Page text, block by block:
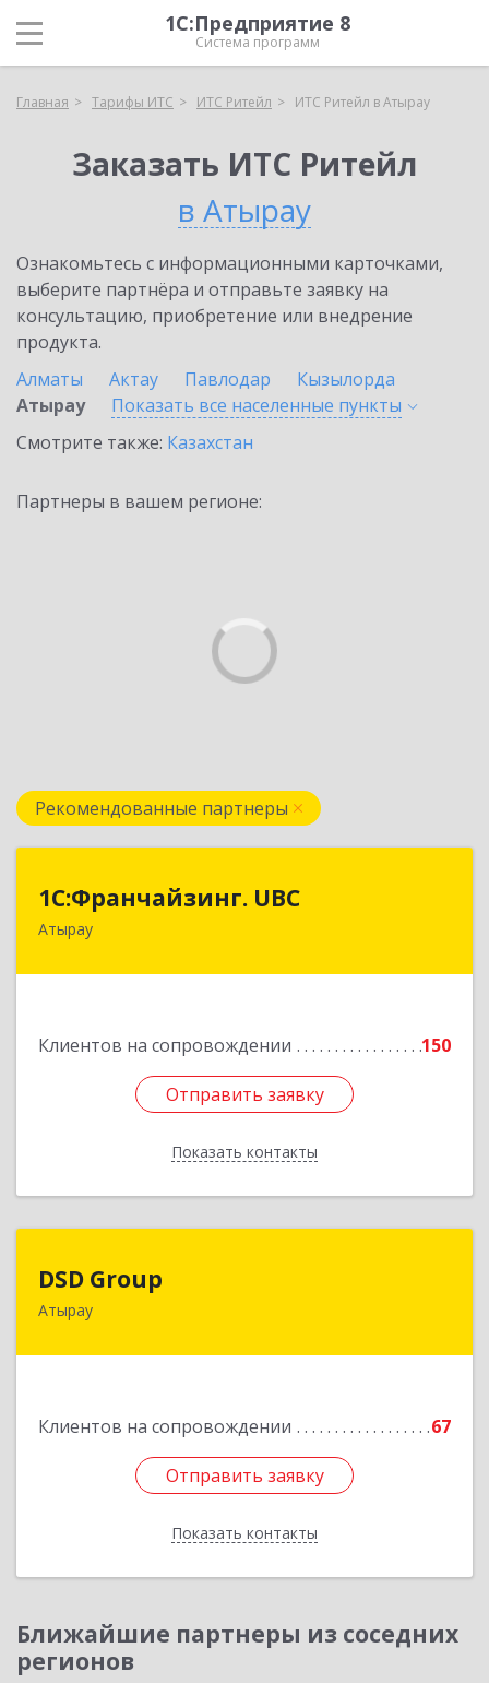
1С:Предприятие 8
Система программ
Главная Тарифы ИТС ИТС Ритейл ИТС Ритейл в Атырау
Заказать ИТС Ритейл
в Атырау
Ознакомьтесь с информационными карточками,
выберите партнёра и отправьте заявку на
консультацию, приобретение или внедрение
продукта.
Алматы
Актау Павлодар
Кызылорда
Атырау
Показать все населенные пункты
Смотрите также: Казахстан
Партнеры в вашем регионе:
Рекомендованные партнеры
1С:Франчайзинг. UBC
Атырау
Клиентов на сопровождении 150
Отправить заявку
Показать контакты
Отправить заявку
Назад
DSD Group
Атырау
Клиентов на сопровождении 67
Отправить заявку
Показать контакты
060007, Республика Казахстан, Атырауская
Отправить заявку
Назад
Ближайшие партнеры из соседних
регионов